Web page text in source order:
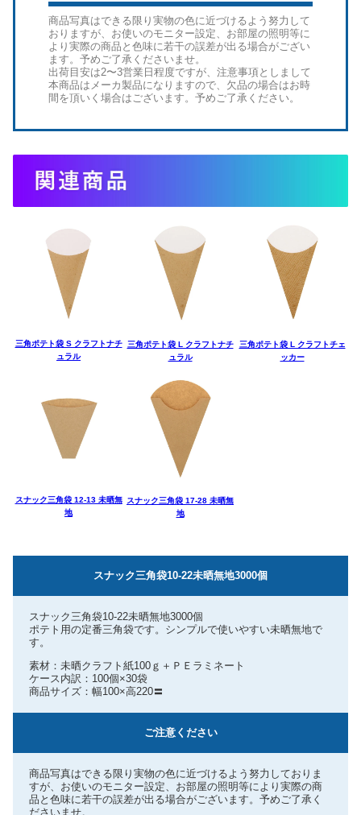
商品写真はできる限り実物の色に近づけるよう努力して
おりますが、お使いのモニター設定、お部屋の照明等に
より実際の商品と色味に若干の誤差が出る場合がござい
ます。予めご了承くださいませ。
出荷目安は2〜3営業日程度ですが、注意事項としまして
本商品はメーカ製品になりますので、欠品の場合はお時
間を頂いく場合はございます。予めご了承ください。
三角ポテト袋 S クラフトナチ
ュラル
三角ポテト袋 L クラフトナチ
ュラル
三角ポテト袋 L クラフトチェ
ッカー
スナック三角袋 12-13 未晒無
地
スナック三角袋 17-28 未晒無
地
スナック三角袋10-22未晒無地3000個
スナック三角袋10-22未晒無地3000個
ポテト用の定番三角袋です。シンプルで使いやすい未晒無地で
す。
素材：未晒クラフト紙100ｇ＋ＰＥラミネート
ケース内訳：100個×30袋
商品サイズ：幅100×高220〓
ご注意ください
商品写真はできる限り実物の色に近づけるよう努力しておりま
すが、お使いのモニター設定、お部屋の照明等により実際の商
品と色味に若干の誤差が出る場合がございます。予めご了承く
ださいませ。